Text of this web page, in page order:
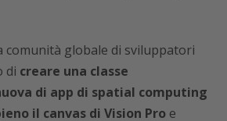
comunità globale di sviluppatori
di creare una classe
di app di spatial computing
il canvas di Vision Pro e